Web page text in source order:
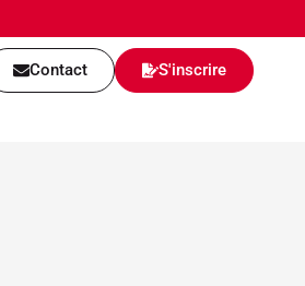
Contact S'inscrire